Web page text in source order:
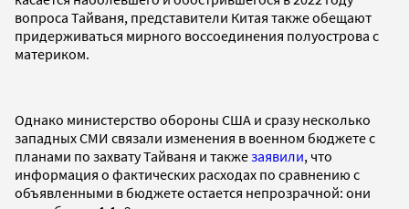
вопроса Тайваня, представители Китая также обещают
придерживаться мирного воссоединения полуострова с
материком.
Однако министерство обороны США и сразу несколько
западных СМИ связали изменения в военном бюджете с
планами по захвату Тайваня и такжезаявили, что
информация о фактических расходах по сравнению с
объявленными в бюджете остается непрозрачной: они